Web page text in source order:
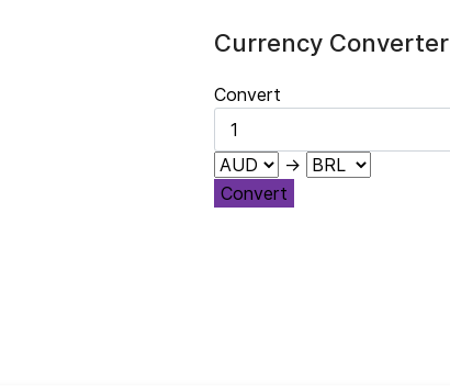
Currency Converter
Convert
→
Convert